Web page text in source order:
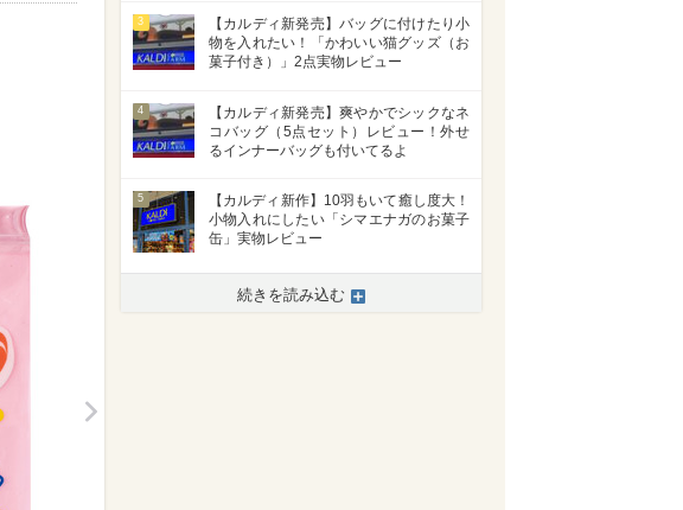
3
【カルディ新発売】バッグに付けたり小
物を入れたい！「かわいい猫グッズ（お
菓子付き）」2点実物レビュー
4
【カルディ新発売】爽やかでシックなネ
コバッグ（5点セット）レビュー！外せ
るインナーバッグも付いてるよ
5
【カルディ新作】10羽もいて癒し度大！
小物入れにしたい「シマエナガのお菓子
缶」実物レビュー
続きを読み込む